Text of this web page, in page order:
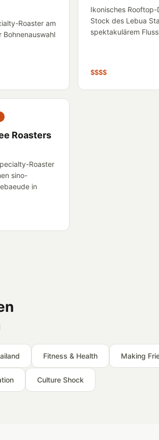
Roaster am
Bohnenauswahl
Ikonisches
Stock des Lebua
spektakulärem
$$$$
Roasters
Roaster
sino-
in
Fitness & Health Making
Culture Shock